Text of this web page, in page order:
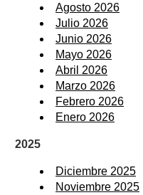
Agosto 2026
Julio 2026
Junio 2026
Mayo 2026
Abril 2026
Marzo 2026
Febrero 2026
Enero 2026
2025
Diciembre 2025
Noviembre 2025